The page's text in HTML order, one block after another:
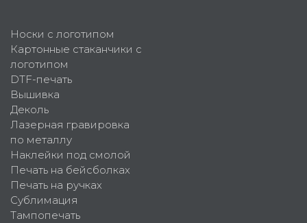
Носки с логотипом
Картонные стаканчики с
логотипом
DTF-печать
Вышивка
Деколь
Лазерная гравировка
по металлу
Наклейки под смолой
Печать на бейсболках
Печать на ручках
Сублимация
Тампопечать